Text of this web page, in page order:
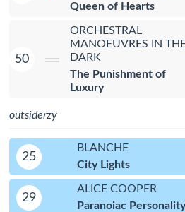
Queen of Hearts
50
ORCHESTRAL
MANOEUVRES IN
DARK
The Punishment of
Luxury
outsiderzy
25
BLANCHE
City Lights
29
ALICE COOPER
Paranoiac Personality